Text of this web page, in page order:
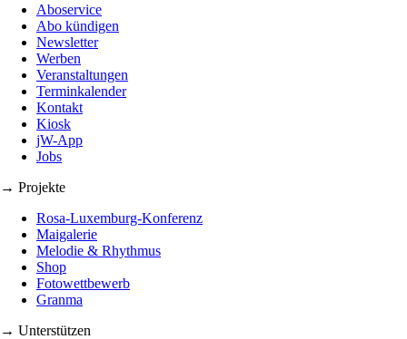
Aboservice
Abo kündigen
Newsletter
Werben
Veranstaltungen
Terminkalender
Kontakt
Kiosk
jW-App
Jobs
→ Projekte
Rosa-Luxemburg-Konferenz
Maigalerie
Melodie & Rhythmus
Shop
Fotowettbewerb
Granma
→ Unterstützen